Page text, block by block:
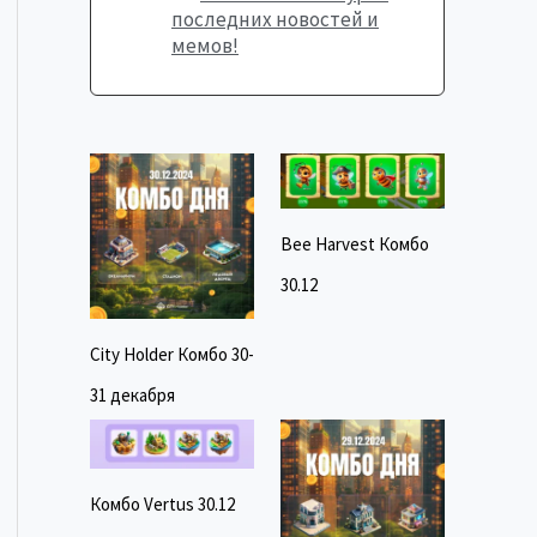
последних новостей и
мемов!
City Holder Комбо 30-
31 декабря
Bee Harvest Комбо
30.12
Комбо Vertus 30.12